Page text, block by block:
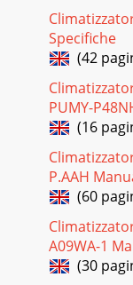
Specifiche
(42
PUMY-
(16
P.AAH
(60
A09WA-1
(30